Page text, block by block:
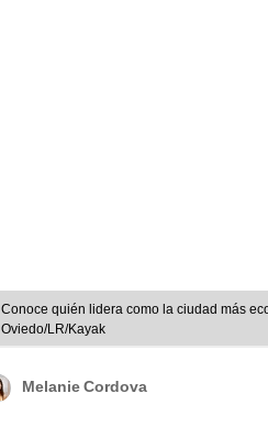
Conoce quién lidera como la ciudad más
Oviedo/LR/Kayak
Melanie Cordova